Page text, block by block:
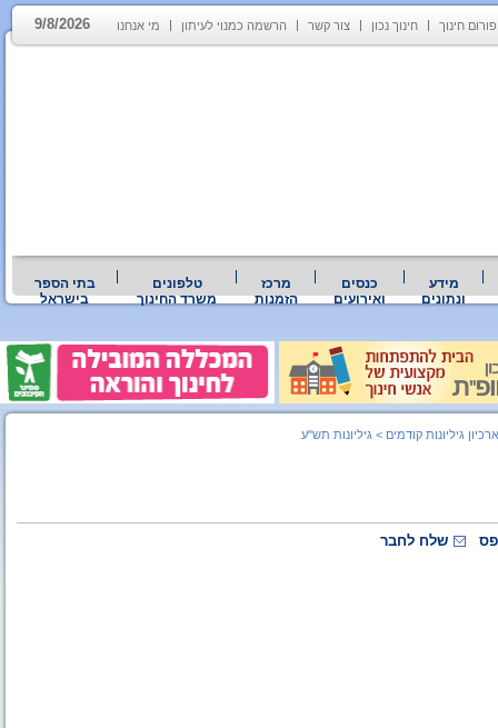
פורום חינוך חינוך נכון צור קשר הרשמה כמנוי לעיתון מי אנחנו 9/8/2026
מידע
ונתונים
כנסים
ואירועים
מרכז
הזמנות
טלפונים
משרד החינוך
בתי הספר
בישראל
ארכיון גיליונות קודמים > גיליונות תש"ע
שלח לחבר